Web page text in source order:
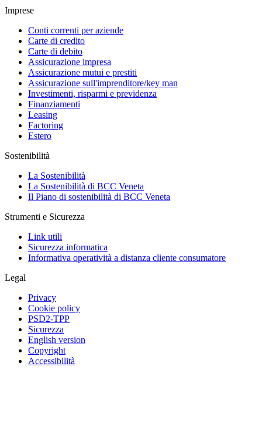
Imprese
Conti correnti per aziende
Carte di credito
Carte di debito
Assicurazione impresa
Assicurazione mutui e prestiti
Assicurazione sull'imprenditore/key man
Investimenti, risparmi e previdenza
Finanziamenti
Leasing
Factoring
Estero
Sostenibilità
La Sostenibilità
La Sostenibilità di BCC Veneta
Il Piano di sostenibilità di BCC Veneta
Strumenti e Sicurezza
Link utili
Sicurezza informatica
Informativa operatività a distanza cliente consumatore
Legal
Privacy
Cookie policy
PSD2-TPP
Sicurezza
English version
Copyright
Accessibilità